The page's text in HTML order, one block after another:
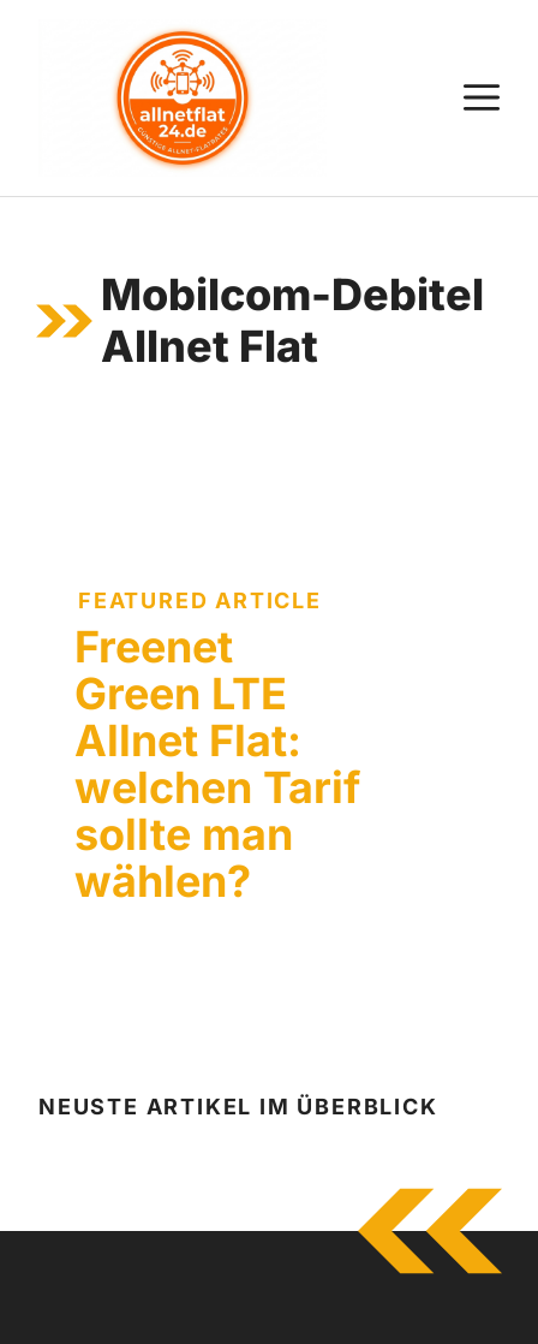
Mobilcom-Debitel
Allnet Flat
FEATURED ARTICLE
Freenet
Green LTE
Allnet Flat:
welchen Tarif
sollte man
wählen?
NEUSTE ARTIKEL IM ÜBERBLICK